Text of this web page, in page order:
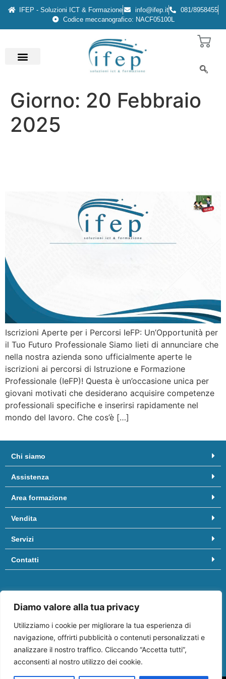
Diamo valore alla tua privacy
Utilizziamo i cookie per migliorare la tua esperienza di
navigazione, offrirti pubblicità o contenuti personalizzati e
analizzare il nostro traffico. Cliccando “Accetta tutti”,
acconsenti al nostro utilizzo dei cookie.
IFEP - Soluzioni ICT & Formazione info@ifep.it
081/8958455
Codice meccanografico: NACF05100L
Giorno: 20 Febbraio
2025
Iscrizioni Aperte per i Percorsi IeFP: Un’Opportunità per
il Tuo Futuro Professionale Siamo lieti di annunciare che
nella nostra azienda sono ufficialmente aperte le
iscrizioni ai percorsi di Istruzione e Formazione
Professionale (IeFP)! Questa è un’occasione unica per
giovani motivati che desiderano acquisire competenze
professionali specifiche e inserirsi rapidamente nel
mondo del lavoro. Che cos’è […]
Chi siamo
Assistenza
Area formazione
Vendita
Servizi
Contatti
ainfo@ifep.it
piano edificio Business, 80029 Sant’Antimo (NA)